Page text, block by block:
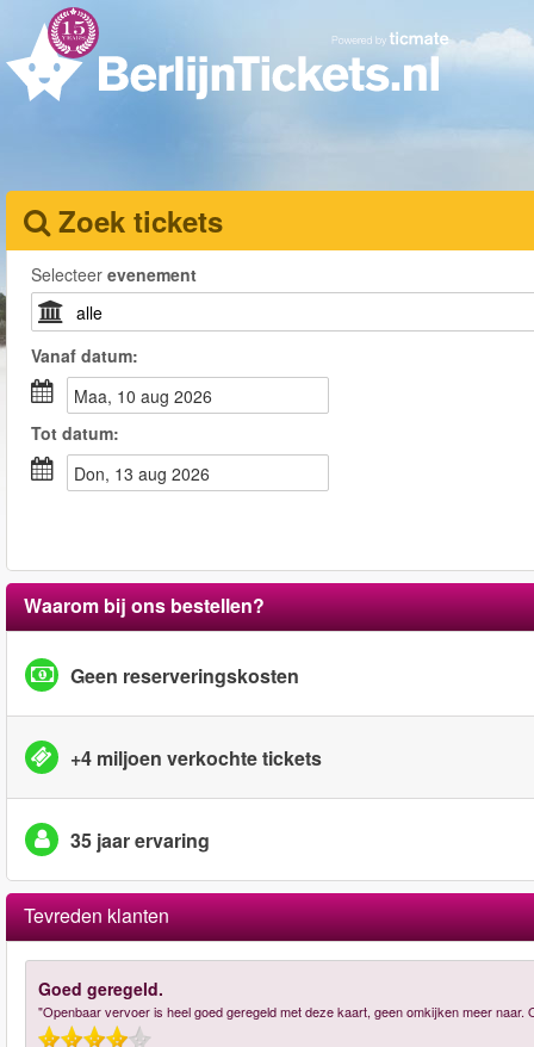
Zoek tickets
Selecteer evenement
Vanaf datum:
maa, 10 aug 2026
Tot datum:
don, 13 aug 2026
Waarom bij ons bestellen?
Geen reserveringskosten
+4 miljoen verkochte tickets
35 jaar ervaring
Tevreden klanten
Goed geregeld.
"Openbaar vervoer is heel goed geregeld met deze kaart, geen omkijken meer